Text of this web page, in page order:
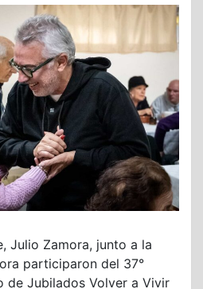
Julio Zamora, junto a la
participaron del 37°
de Jubilados Volver a Vivir